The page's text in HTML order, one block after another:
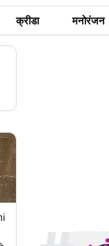
क्रीडा मनोरंजन